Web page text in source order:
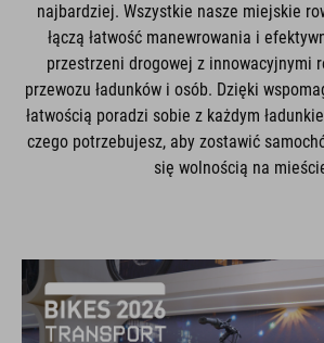
najbardziej. Wszystkie nasze miejskie
łączą łatwość manewrowania i
przestrzeni drogowej z innowacyjnymi
przewozu ładunków i osób. Dzięki
łatwością poradzi sobie z każdym
czego potrzebujesz, aby zostawić
się wolnością na